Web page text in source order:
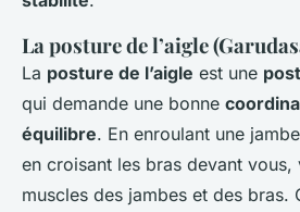
La posture de l’aigle
La posture de l’aigle est une
qui demande une bonne
équilibre. En enroulant une
en croisant les bras devant
muscles des jambes et des bras.